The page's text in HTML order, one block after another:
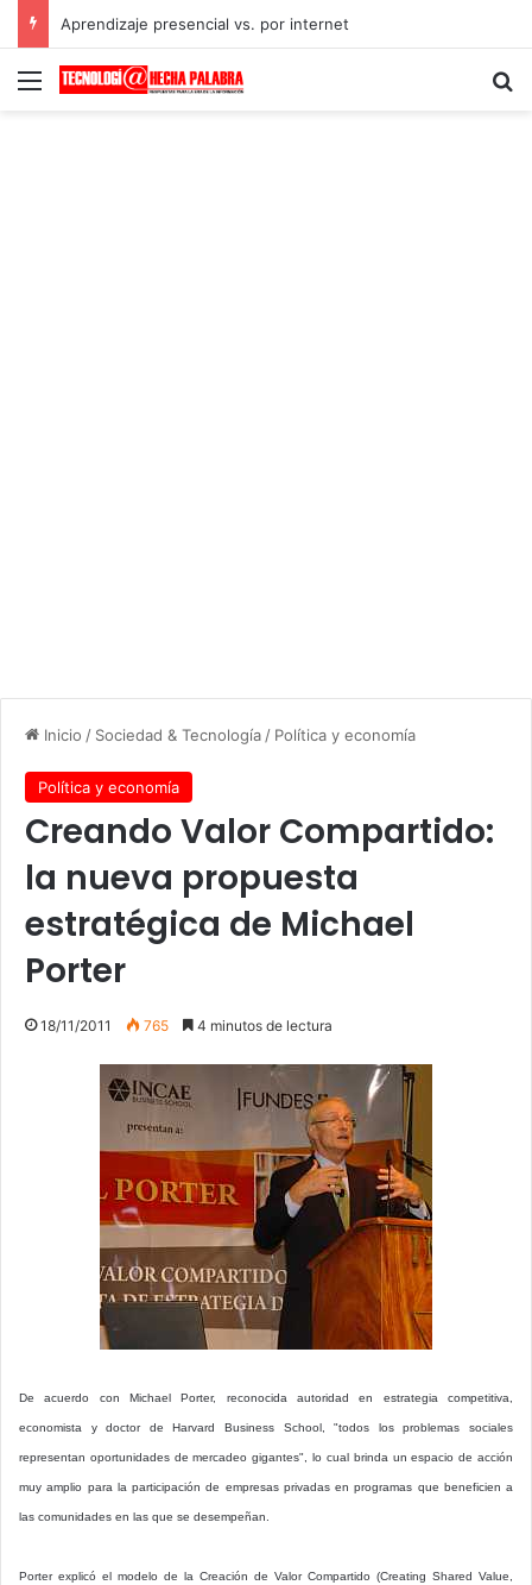
Aprendizaje presencial vs. por internet
Menú
Inicio / Sociedad & Tecnología / Política y economía
Política y economía
Creando Valor Compartido:
la nueva propuesta
estratégica de Michael
Porter
18/11/2011 765 4 minutos de lectura
De acuerdo con Michael Porter, reconocida autoridad en estrategia competitiva,
economista y doctor de Harvard Business School, "todos los problemas sociales
representan oportunidades de mercadeo gigantes", lo cual brinda un espacio de acción
muy amplio para la participación de empresas privadas en programas que beneficien a
las comunidades en las que se desempeñan.
Porter explicó el modelo de la Creación de Valor Compartido (Creating Shared Value,